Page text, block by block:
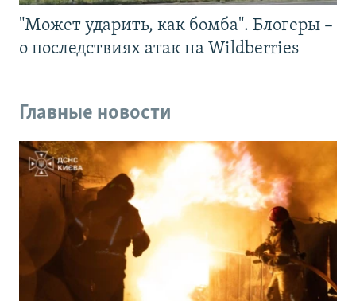
"Может ударить, как бомба". Блогеры –
о последствиях атак на Wildberries
Главные новости